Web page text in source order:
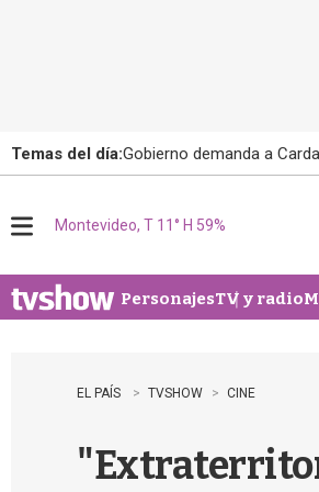
Temas del día:Gobierno demanda a
u
Montevideo, T 11° H 59%
PersonajesTV y radio
EL PAÍS TVSHOW CINE